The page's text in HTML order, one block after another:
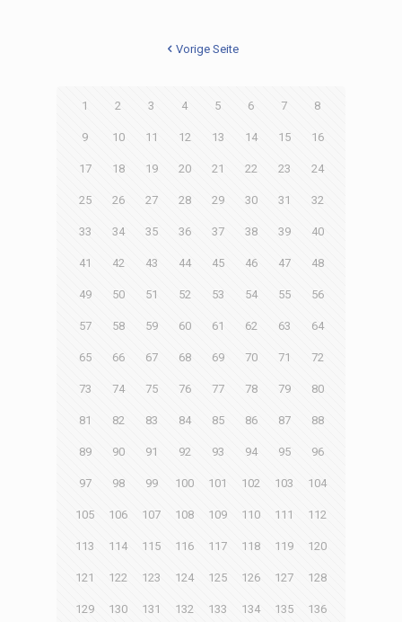
Vorige Seite
1 2 3 4 5 6 7 8
9 10 11 12 13 14 15 16
17 18 19 20 21 22 23 24
25 26 27 28 29 30 31 32
33 34 35 36 37 38 39 40
41 42 43 44 45 46 47 48
49 50 51 52 53 54 55 56
57 58 59 60 61 62 63 64
65 66 67 68 69 70 71 72
73 74 75 76 77 78 79 80
81 82 83 84 85 86 87 88
89 90 91 92 93 94 95 96
97 98 99 100 101 102 103 104
105 106 107 108 109 110 111 112
113 114 115 116 117 118 119 120
121 122 123 124 125 126 127 128
129 130 131 132 133 134 135 136